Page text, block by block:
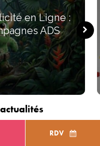
RDV
en Ligne :
ADS
PLUS
PLUS